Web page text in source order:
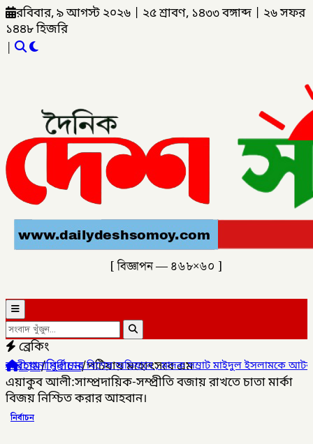
রবিবার, ৯ আগস্ট ২০২৬ ২৫ শ্রাবণ, ১৪৩৩ বঙ্গাব্দ
২৬ সফর
১৪৪৮ হিজরি
|
[ বিজ্ঞাপন — ৪৬৮×৬০ ]
ব্রেকিং
অভিযানে , মাদক সম্রাট মাইদুল ইসলামকে আটক ০৩ বোতল স্কাফ সিরাপ
হোম/নির্বাচন/পটিয়ায় মহোৎসবে এম
এয়াকুব আলী:সাম্প্রদায়িক-সম্প্রীতি বজায় রাখতে চাতা মার্কা
বিজয় নিশ্চিত করার আহবান।
নির্বাচন